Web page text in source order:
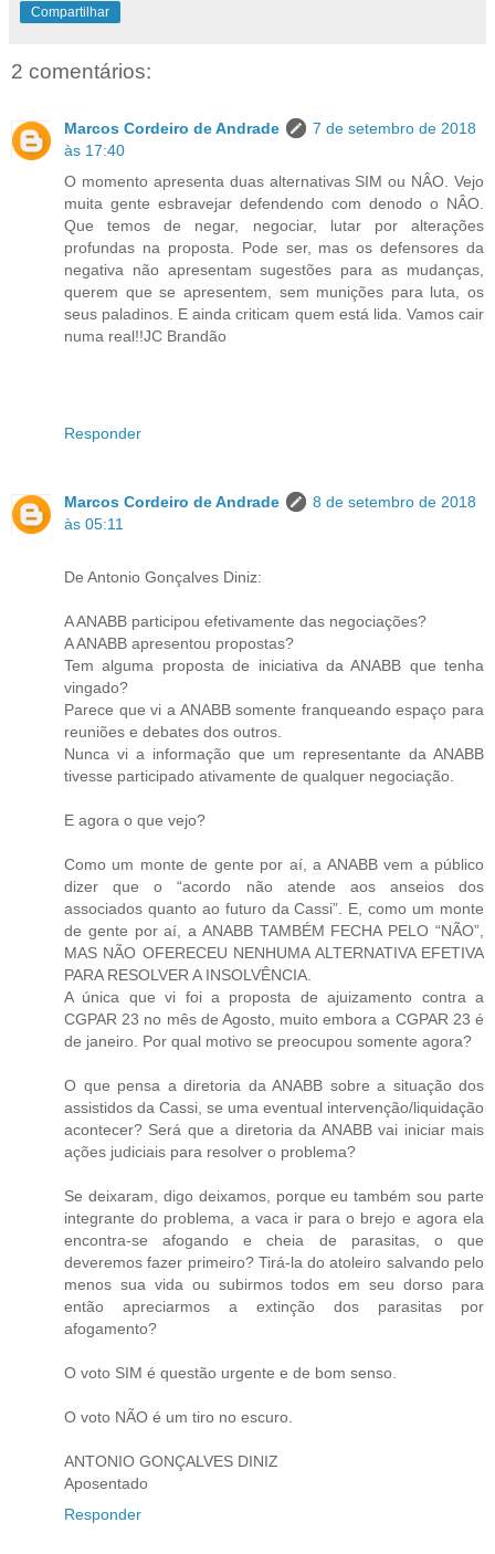
Compartilhar
2 comentários:
Marcos Cordeiro de Andrade
7 de setembro de 2018
às 17:40
O momento apresenta duas alternativas SIM ou NÂO. Vejo
muita gente esbravejar defendendo com denodo o NÂO.
Que temos de negar, negociar, lutar por alterações
profundas na proposta. Pode ser, mas os defensores da
negativa não apresentam sugestões para as mudanças,
querem que se apresentem, sem munições para luta, os
seus paladinos. E ainda criticam quem está lida. Vamos cair
numa real!!JC Brandão
Responder
Marcos Cordeiro de Andrade
8 de setembro de 2018
às 05:11
De Antonio Gonçalves Diniz:
A ANABB participou efetivamente das negociações?
A ANABB apresentou propostas?
Tem alguma proposta de iniciativa da ANABB que tenha
vingado?
Parece que vi a ANABB somente franqueando espaço para
reuniões e debates dos outros.
Nunca vi a informação que um representante da ANABB
tivesse participado ativamente de qualquer negociação.
E agora o que vejo?
Como um monte de gente por aí, a ANABB vem a público
dizer que o “acordo não atende aos anseios dos
associados quanto ao futuro da Cassi”. E, como um monte
de gente por aí, a ANABB TAMBÉM FECHA PELO “NÃO”,
MAS NÃO OFERECEU NENHUMA ALTERNATIVA EFETIVA
PARA RESOLVER A INSOLVÊNCIA.
A única que vi foi a proposta de ajuizamento contra a
CGPAR 23 no mês de Agosto, muito embora a CGPAR 23 é
de janeiro. Por qual motivo se preocupou somente agora?
O que pensa a diretoria da ANABB sobre a situação dos
assistidos da Cassi, se uma eventual intervenção/liquidação
acontecer? Será que a diretoria da ANABB vai iniciar mais
ações judiciais para resolver o problema?
Se deixaram, digo deixamos, porque eu também sou parte
integrante do problema, a vaca ir para o brejo e agora ela
encontra-se afogando e cheia de parasitas, o que
deveremos fazer primeiro? Tirá-la do atoleiro salvando pelo
menos sua vida ou subirmos todos em seu dorso para
então apreciarmos a extinção dos parasitas por
afogamento?
O voto SIM é questão urgente e de bom senso.
O voto NÃO é um tiro no escuro.
ANTONIO GONÇALVES DINIZ
Aposentado
Responder